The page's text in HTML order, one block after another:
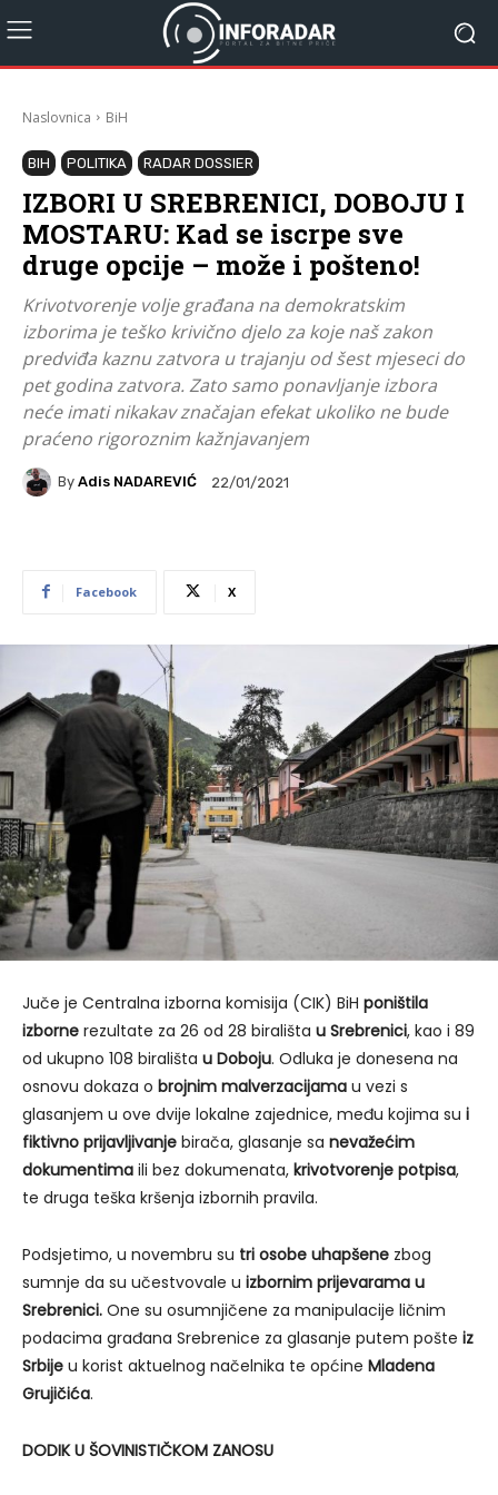
Naslovnica BiH
BIH POLITIKA RADAR DOSSIER
IZBORI U SREBRENICI, DOBOJU I
MOSTARU: Kad se iscrpe sve
druge opcije – može i pošteno!
Krivotvorenje volje građana na demokratskim
izborima je teško krivično djelo za koje naš zakon
predviđa kaznu zatvora u trajanju od šest mjeseci do
pet godina zatvora. Zato samo ponavljanje izbora
neće imati nikakav značajan efekat ukoliko ne bude
praćeno rigoroznim kažnjavanjem
By Adis NADAREVIĆ 22/01/2021
Facebook X
Juče je Centralna izborna komisija (CIK) BiH poništila
izborne rezultate za 26 od 28 birališta u Srebrenici, kao i 89
od ukupno 108 birališta u Doboju. Odluka je donesena na
osnovu dokaza o brojnim malverzacijama u vezi s
glasanjem u ove dvije lokalne zajednice, među kojima su i
fiktivno prijavljivanje birača, glasanje sa nevažećim
dokumentima ili bez dokumenata, krivotvorenje potpisa,
te druga teška kršenja izbornih pravila.
Podsjetimo, u novembru su tri osobe uhapšene zbog
sumnje da su učestvovale u izbornim prijevarama u
Srebrenici. One su osumnjičene za manipulacije ličnim
podacima građana Srebrenice za glasanje putem pošte iz
Srbije u korist aktuelnog načelnika te općine Mladena
Grujičića.
DODIK U ŠOVINISTIČKOM ZANOSU